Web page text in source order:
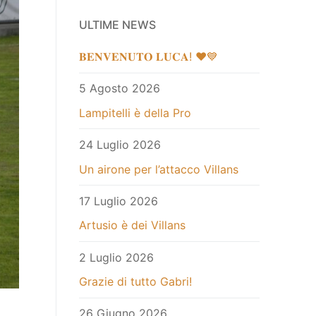
ULTIME NEWS
𝐁𝐄𝐍𝐕𝐄𝐍𝐔𝐓𝐎 𝐋𝐔𝐂𝐀! ❤️💙
5 Agosto 2026
Lampitelli è della Pro
24 Luglio 2026
Un airone per l’attacco Villans
17 Luglio 2026
Artusio è dei Villans
2 Luglio 2026
Grazie di tutto Gabri!